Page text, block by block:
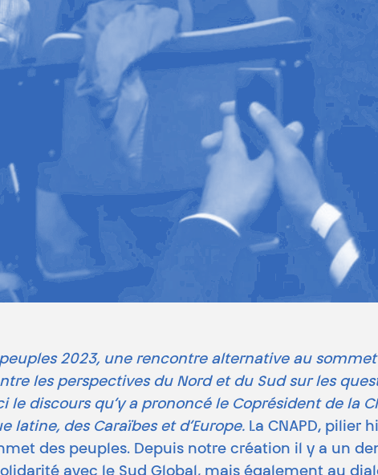
2023, une rencontre alternative au
les perspectives du Nord et du Sud sur les
le discours qu’y a prononcé le Coprésident de la
latine, des Caraïbes et d’Europe. La CNAPD, pilier
des peuples. Depuis notre création il y a un